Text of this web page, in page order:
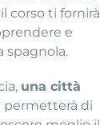
corso ti fornirà
e
spagnola.
una città
permetterà di